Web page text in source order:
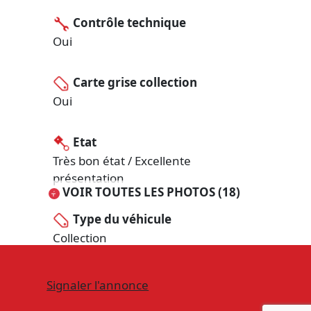
VOIR TOUTES LES PHOTOS (18)
Contrôle technique
Oui
Carte grise collection
Oui
Etat
Très bon état / Excellente
présentation
Type du véhicule
Collection
Signaler l'annonce